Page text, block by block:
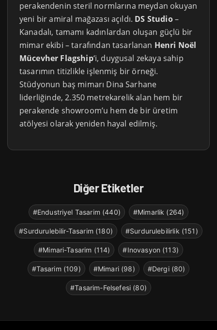
perakendenin steril normlarına meydan okuyan
yeni bir amiral mağazası açıldı. DS Studio–
Kanadalı, tamamı kadınlardan oluşan güçlü bir
mimar ekibi – tarafından tasarlanan Henri Noël
Mücevher Flagship‘i, duygusal zekaya sahip
tasarımın titizlikle işlenmiş bir örneği.
Stüdyonun baş mimarı Dina Sarhane
liderliğinde, 2.350 metrekarelik alan hem bir
perakende showroom’u hem de bir üretim
atölyesi olarak yeniden hayal edilmiş.
Diğer Etiketler
#Endustriyel Tasarim (440) #Mimarlik (264)
#Surdurulebilir-Tasarim (180) #Surdurulebilirlik (151)
#Mimari-Tasarim (114) #Inovasyon (113)
#Tasarim (109) #Mimari (98) #Dergi (80)
#Tasarim-Felsefesi (80)